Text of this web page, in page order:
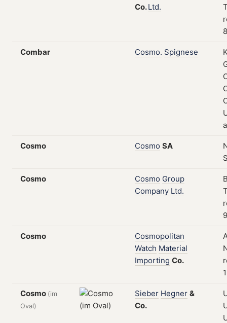
Co.Ltd.
Combar Cosmo. Spignese
Cosmo Cosmo SA
Cosmo Cosmo Group
Company Ltd.
Cosmo
Cosmopolitan
Watch Material
Importing Co.
Cosmo (im
Oval)
Sieber Hegner &
Co.